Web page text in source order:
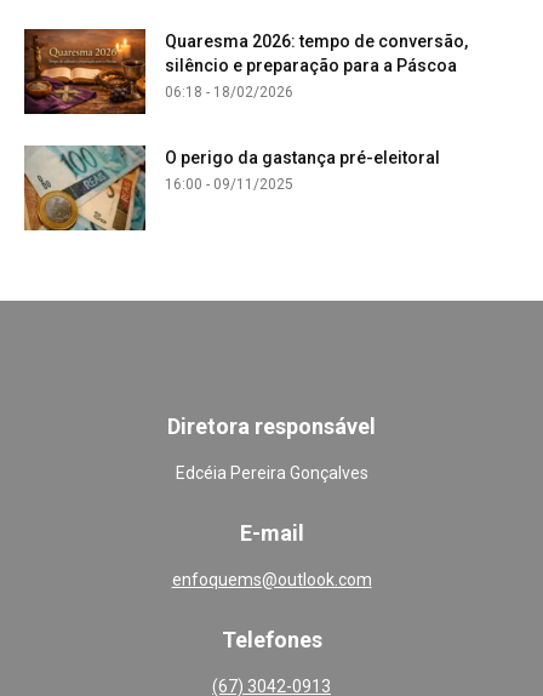
Quaresma 2026: tempo de conversão,
silêncio e preparação para a Páscoa
06:18 - 18/02/2026
O perigo da gastança pré-eleitoral
16:00 - 09/11/2025
Diretora responsável
Edcéia Pereira Gonçalves
E-mail
enfoquems@outlook.com
Telefones
(67) 3042-0913